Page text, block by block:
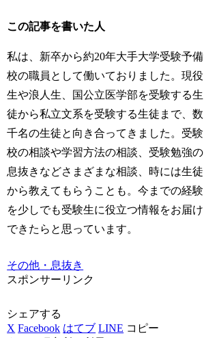
この記事を書いた人
私は、新卒から約20年大手大学受験予備
校の職員として働いておりました。現役
生や浪人生、国公立医学部を受験する生
徒から私立文系を受験する生徒まで、数
千名の生徒と向き合ってきました。受験
校の相談や学習方法の相談、受験勉強の
息抜きなどさまざまな相談、時には生徒
から教えてもらうことも。今までの経験
を少しでも受験生に役立つ情報をお届け
できたらと思っています。
その他・息抜き
スポンサーリンク
シェアする
X Facebook はてブ LINE コピー